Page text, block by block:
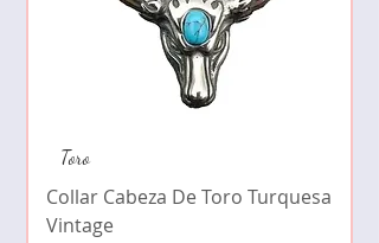
Toro
Collar Cabeza De Toro Turquesa
Vintage